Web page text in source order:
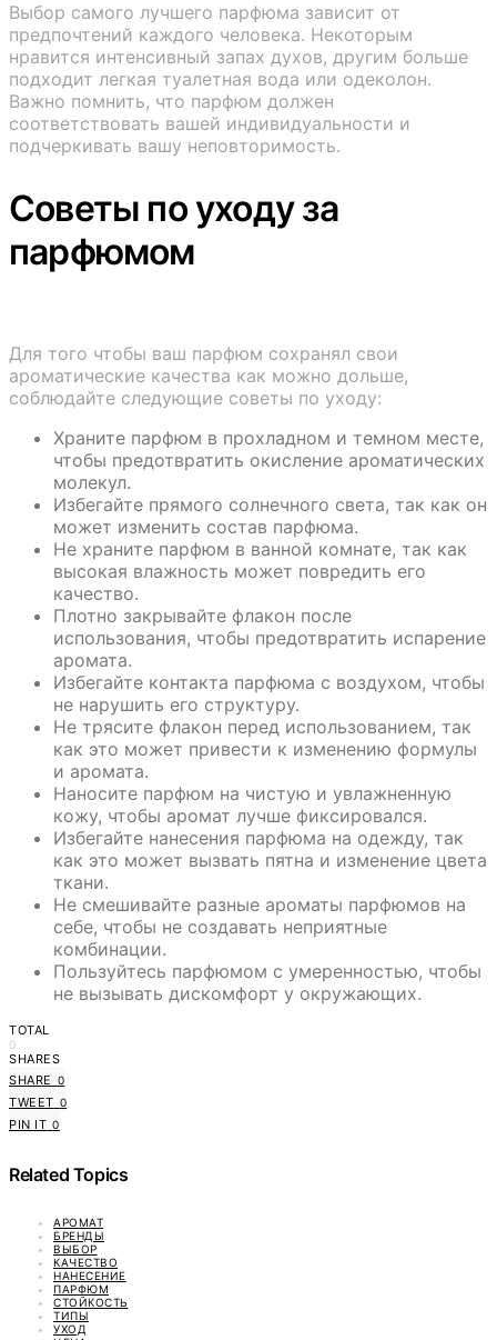
Выбор самого лучшего парфюма зависит от
предпочтений каждого человека. Некоторым
нравится интенсивный запах духов, другим больше
подходит легкая туалетная вода или одеколон.
Важно помнить, что парфюм должен
соответствовать вашей индивидуальности и
подчеркивать вашу неповторимость.
Советы по уходу за
парфюмом
Для того чтобы ваш парфюм сохранял свои
ароматические качества как можно дольше,
соблюдайте следующие советы по уходу:
Храните парфюм в прохладном и темном месте,
чтобы предотвратить окисление ароматических
молекул.
Избегайте прямого солнечного света, так как он
может изменить состав парфюма.
Не храните парфюм в ванной комнате, так как
высокая влажность может повредить его
качество.
Плотно закрывайте флакон после
использования, чтобы предотвратить испарение
аромата.
Избегайте контакта парфюма с воздухом, чтобы
не нарушить его структуру.
Не трясите флакон перед использованием, так
как это может привести к изменению формулы
и аромата.
Наносите парфюм на чистую и увлажненную
кожу, чтобы аромат лучше фиксировался.
Избегайте нанесения парфюма на одежду, так
как это может вызвать пятна и изменение цвета
ткани.
Не смешивайте разные ароматы парфюмов на
себе, чтобы не создавать неприятные
комбинации.
Пользуйтесь парфюмом с умеренностью, чтобы
не вызывать дискомфорт у окружающих.
TOTAL
0
SHARES
SHARE 0
TWEET 0
PIN IT 0
Related Topics
АРОМАТ
БРЕНДЫ
ВЫБОР
КАЧЕСТВО
НАНЕСЕНИЕ
ПАРФЮМ
СТОЙКОСТЬ
ТИПЫ
УХОД